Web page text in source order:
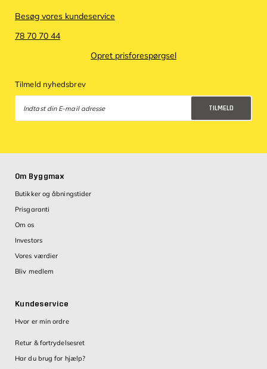
Besøg vores kundeservice
78 70 70 44
Opret prisforespørgsel
Tilmeld nyhedsbrev
TILMELD
Om Byggmax
Butikker og åbningstider
Prisgaranti
Om os
Investors
Vores værdier
Bliv medlem
Kundeservice
Hvor er min ordre
Retur & fortrydelsesret
Har du brug for hjælp?